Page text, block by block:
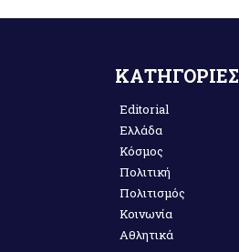
ΚΑΤΗΓΟΡΙΕΣ
Editorial
Ελλάδα
Κόσμος
Πολιτική
Πολιτισμός
Κοινωνία
Αθλητικά